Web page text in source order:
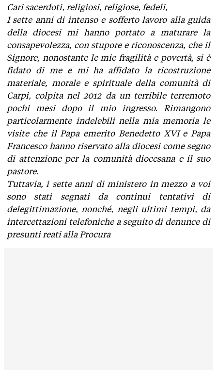
Cari sacerdoti, religiosi, religiose, fedeli,
I sette anni di intenso e sofferto lavoro alla guida
della diocesi mi hanno portato a maturare la
consapevolezza, con stupore e riconoscenza, che il
Signore, nonostante le mie fragilità e povertà, si è
fidato di me e mi ha affidato la ricostruzione
materiale, morale e spirituale della comunità di
Carpi, colpita nel 2012 da un terribile terremoto
pochi mesi dopo il mio ingresso. Rimangono
particolarmente indelebili nella mia memoria le
visite che il Papa emerito Benedetto XVI e Papa
Francesco hanno riservato alla diocesi come segno
di attenzione per la comunità diocesana e il suo
pastore.
Tuttavia, i sette anni di ministero in mezzo a voi
sono stati segnati da continui tentativi di
delegittimazione, nonché, negli ultimi tempi, da
intercettazioni telefoniche a seguito di denunce di
presunti reati alla Procura